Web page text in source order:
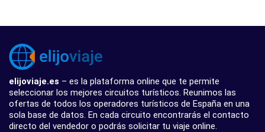
elijoviaje.es – es la plataforma online que te permite
seleccionar los mejores circuitos turísticos. Reunimos las
ofertas de todos los operadores turísticos de España en una
sola base de datos. En cada circuito encontrarás el contacto
directo del vendedor o podrás solicitar tu viaje online.